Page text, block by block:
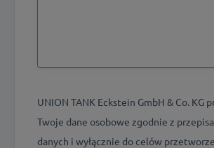
UNION TANK Eckstein GmbH & Co. KG
Twoje dane osobowe zgodnie z
danych i wyłącznie do celów